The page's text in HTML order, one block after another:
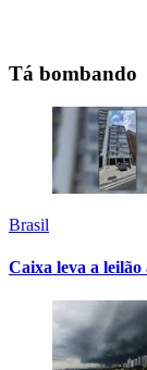
Tá bombando
Brasil
Caixa leva a